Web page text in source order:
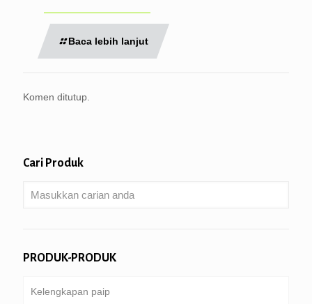
Baca lebih lanjut
Komen ditutup.
Cari Produk
PRODUK-PRODUK
Kelengkapan paip